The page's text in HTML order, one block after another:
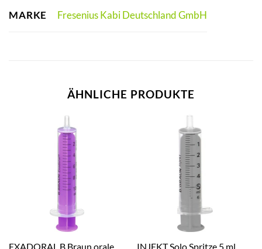
MARKE Fresenius Kabi Deutschland GmbH
ÄHNLICHE PRODUKTE
EXADORAL B.Braun orale INJEKT Solo Spritze 5 ml